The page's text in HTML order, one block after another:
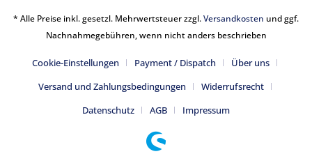
* Alle Preise inkl. gesetzl. Mehrwertsteuer zzgl.Versandkosten und ggf.
Nachnahmegebühren, wenn nicht anders beschrieben
Cookie-Einstellungen Payment / Dispatch
Über uns
Versand und Zahlungsbedingungen
Widerrufsrecht
Datenschutz
AGB Impressum